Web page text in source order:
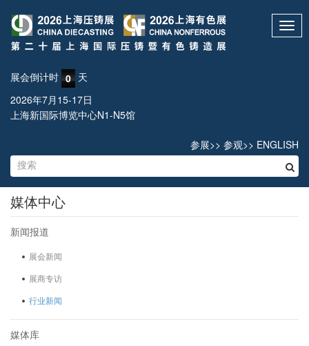
展会倒计时 0 天
2026年7月15-17日
上海新国际博览中心N1-N5馆
参展>> 参观>> ENGLISH
媒体中心
新闻报道
展会新闻
展商专访
行业新闻
媒体库